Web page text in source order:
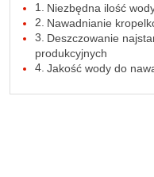
Niezbędna ilość
Nawadnianie
Deszczowanie
produkcyjnych
Jakość wody do